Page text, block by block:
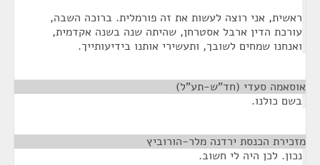
ראשית, אני רוצה לעשות את זה פורמלית. ברוכה השבה,
עורכת הדין ארבל אסטרחן, שהיתה שנה בשנה אקדמית,
ואנחנו שמחים לשובך, ותעשירי אותנו בידיעותייך.
אוסאמה סעדי (חד"ש-תע"ל)
בשם כולנו.
מזכירת הכנסת ירדנה מלר-הורוביץ
נכון. לכן היה לי חשוב.